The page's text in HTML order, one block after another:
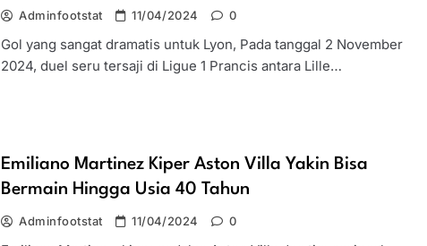
Adminfootstat 11/04/2024 0
Gol yang sangat dramatis untuk Lyon, ​Pada tanggal 2 November
2024, duel seru tersaji di Ligue 1 Prancis antara Lille…
Emiliano Martinez Kiper Aston Villa Yakin Bisa
Bermain Hingga Usia 40 Tahun
Adminfootstat 11/04/2024 0